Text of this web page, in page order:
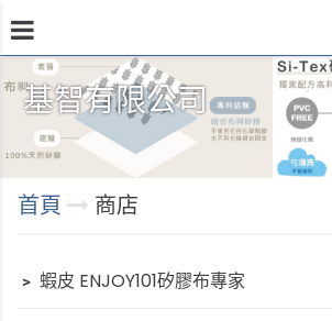
基智有限公司
商品介紹 瞭解技術 商店
首頁 商店
﹥ 蝦皮 ENJOY101矽膠布專家